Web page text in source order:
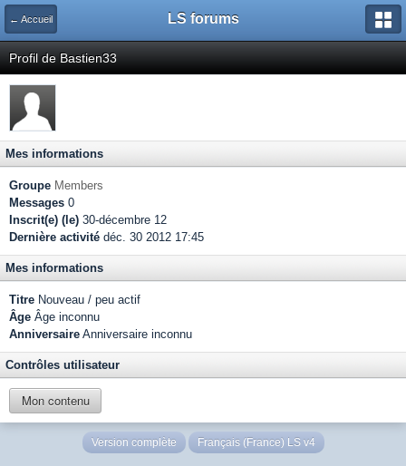
← Accueil LS forums
Profil de Bastien33
Mes informations
Groupe Members
Messages 0
Inscrit(e) (le) 30-décembre 12
Dernière activité déc. 30 2012 17:45
Mes informations
Titre Nouveau / peu actif
Âge Âge inconnu
Anniversaire Anniversaire inconnu
Contrôles utilisateur
Mon contenu
Version complète Français (France) LS v4